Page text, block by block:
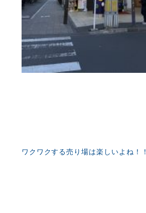
ワクワクする売り場は楽しいよね！！